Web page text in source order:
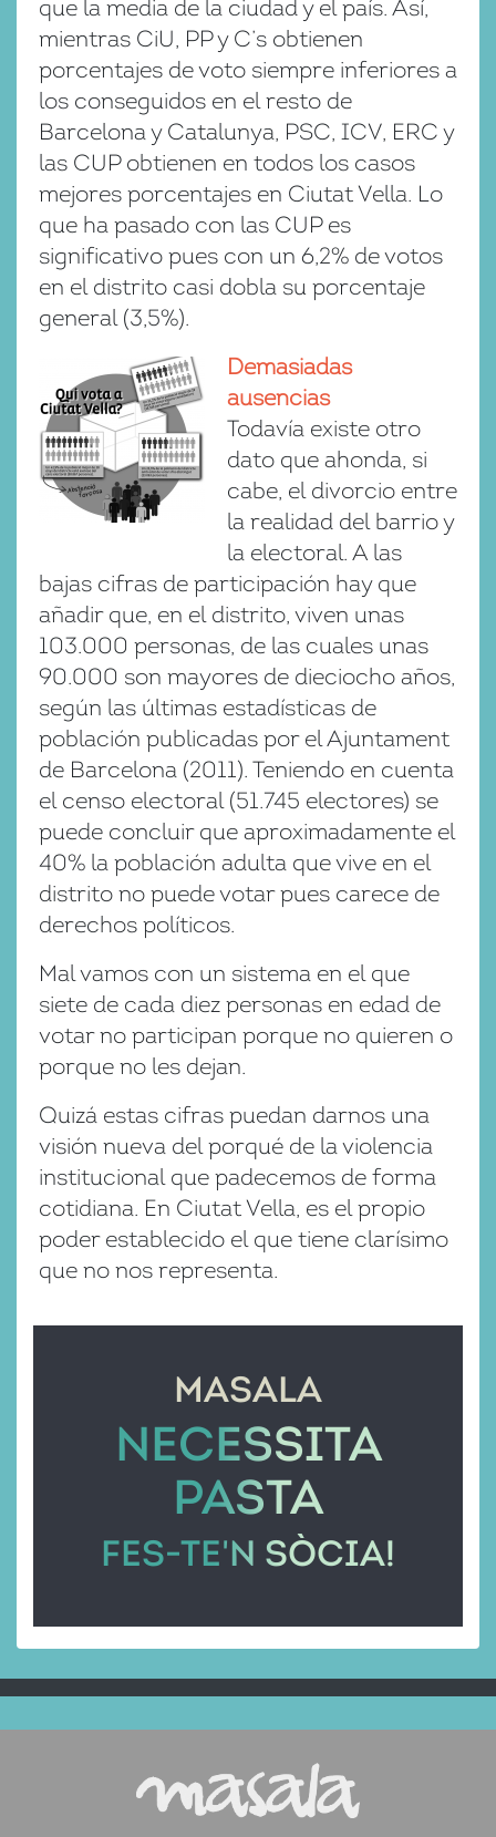
que la media de la ciudad y el país. Así,
mientras CiU, PP y C’s obtienen
porcentajes de voto siempre inferiores a
los conseguidos en el resto de
Barcelona y Catalunya, PSC, ICV, ERC y
las CUP obtienen en todos los casos
mejores porcentajes en Ciutat Vella. Lo
que ha pasado con las CUP es
significativo pues con un 6,2% de votos
en el distrito casi dobla su porcentaje
general (3,5%).
Demasiadas
ausencias
Todavía existe otro
dato que ahonda, si
cabe, el divorcio entre
la realidad del barrio y
la electoral. A las
bajas cifras de participación hay que
añadir que, en el distrito, viven unas
103.000 personas, de las cuales unas
90.000 son mayores de dieciocho años,
según las últimas estadísticas de
población publicadas por el Ajuntament
de Barcelona (2011). Teniendo en cuenta
el censo electoral (51.745 electores) se
puede concluir que aproximadamente el
40% la población adulta que vive en el
distrito no puede votar pues carece de
derechos políticos.
Mal vamos con un sistema en el que
siete de cada diez personas en edad de
votar no participan porque no quieren o
porque no les dejan.
Quizá estas cifras puedan darnos una
visión nueva del porqué de la violencia
institucional que padecemos de forma
cotidiana. En Ciutat Vella, es el propio
poder establecido el que tiene clarísimo
que no nos representa.
MASALA
NECESSITA
PASTA
FES-TE'N SÒCIA!